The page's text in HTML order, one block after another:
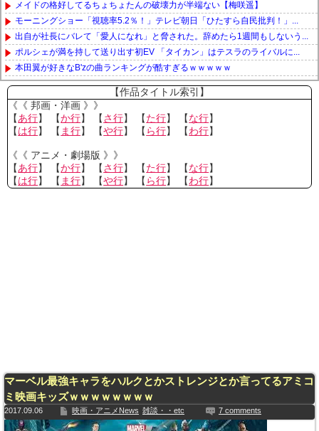
メイドの格好してるちょちょたんの破壊力が半端ない【梅咲遥】
モーニングショー「視聴率5.2％！」テレビ朝日「ひたすら自民批判！」...
出自が社長にバレて「愛人になれ」と脅された。辞めたら1週間もしないう...
ポルシェが満を持して送り出す初EV 「タイカン」はテスラのライバルに...
本田翼が好きなB'zの曲ランキングが酷すぎるｗｗｗｗｗ
Powered by livedoor 相互RSS
【作品タイトル索引】
《《 邦画・洋画 》》
【あ行】 【か行】 【さ行】 【た行】 【な行】
【は行】 【 ま行】 【や行】 【 ら行】 【わ行】
《《 アニメ・劇場版 》》
【あ行】 【か行】 【さ行】 【た行】 【な行】
【は行】 【 ま行】 【や行】 【 ら行】 【わ行】
マーベル最強キャラをハルクとかストレンジとか言ってるアミコ
ミ映画キッズｗｗｗｗｗｗｗｗ
2017.09.06 映画・アニメNews 雑談・・etc 7 comments